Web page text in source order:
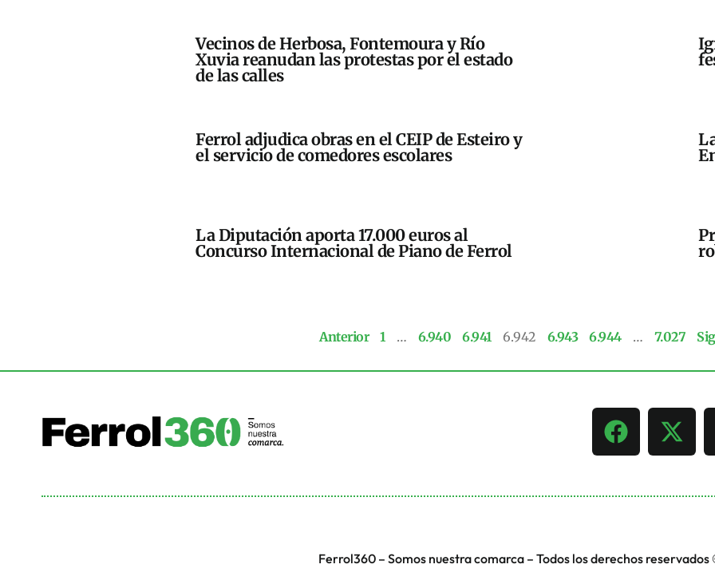
Vecinos de Herbosa, Fontemoura y Río
Xuvia reanudan las protestas por el estado
de las calles
Ferrol adjudica obras en el CEIP de Esteiro y
el servicio de comedores escolares
La Diputación aporta 17.000 euros al
Concurso Internacional de Piano de Ferrol
Anterior 1 … 6.940 6.941 6.942 6.943 6.944 … 7.027
Ferrol360 – Somos nuestra comarca – Todos los derechos